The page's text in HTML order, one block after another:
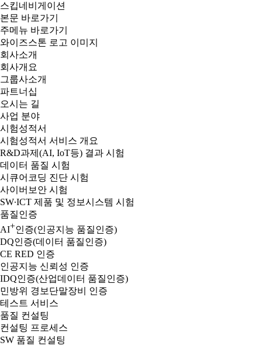
스킵네비게이션
본문 바로가기
주메뉴 바로가기
와이즈스톤 로고 이미지
회사소개
회사개요
그룹사소개
파트너십
오시는 길
사업 분야
시험성적서
시험성적서 서비스 개요
R&D과제(AI, IoT등) 결과 시험
데이터 품질 시험
시큐어코딩 진단 시험
사이버보안 시험
SW∙ICT 제품 및 정보시스템 시험
품질인증
AI+인증(인공지능 품질인증)
DQ인증(데이터 품질인증)
CE RED 인증
인공지능 신뢰성 인증
IDQ인증(산업데이터 품질인증)
민방위 경보단말장비 인증
테스트 서비스
품질 컨설팅
컨설팅 프로세스
SW 품질 컨설팅